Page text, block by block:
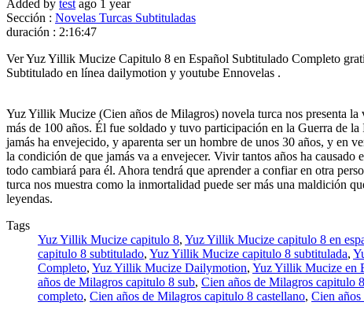
Added by test ago 1 year
Sección : Novelas Turcas Subtituladas
duración : 2:16:47
Ver Yuz Yillik Mucize Capitulo 8 en Español Subtitulado Completo
Subtitulado en línea dailymotion y youtube Ennovelas .
Yuz Yillik Mucize (Cien años de Milagros) novela turca nos presenta la
más de 100 años. Él fue soldado y tuvo participación en la Guerra de
jamás ha envejecido, y aparenta ser un hombre de unos 30 años, y en
la condición de que jamás va a envejecer. Vivir tantos años ha
todo cambiará para él. Ahora tendrá que aprender a confiar en otra
turca nos muestra como la inmortalidad puede ser más una maldición
leyendas.
Tags
Yuz Yillik Mucize capitulo 8, Yuz Yillik Mucize capitulo 8 en
capitulo 8 subtitulado, Yuz Yillik Mucize capitulo 8 subtitulada,
Completo, Yuz Yillik Mucize Dailymotion, Yuz Yillik Mucize en
años de Milagros capitulo 8 sub, Cien años de Milagros capitulo
completo, Cien años de Milagros capitulo 8 castellano, Cien